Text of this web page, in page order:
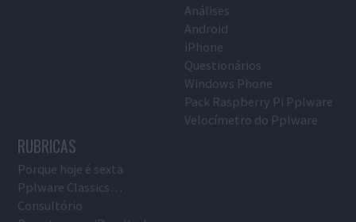
Análises
Android
iPhone
Questionários
Windows Phone
Pack Raspberry Pi Pplware
Velocímetro do Pplware
RUBRICAS
Porque hoje é sexta
Pplware Classics…
Consultório